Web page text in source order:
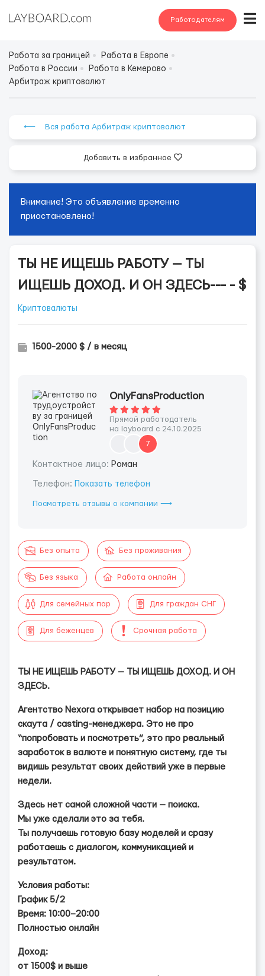
Работодателям
Работа за границей
Работа в Европе
Работа в России
Работа в Кемерово
Арбитраж криптовалют
⟵ Вся работа Арбитраж криптовалют
Добавить в избранное
Внимание! Это объявление временно
приостановлено!
ТЫ НЕ ИЩЕШЬ РАБОТУ — ТЫ
ИЩЕШЬ ДОХОД. И ОН ЗДЕСЬ--- - $
Криптовалюты
1500-2000 $ / в месяц
OnlyFansProduction
Прямой работодатель
на layboard с 24.10.2025
7
Контактное лицо: Роман
Телефон: Показать телефон
Посмотреть отзывы о компании ⟶
Без опыта Без проживания
Без языка Работа онлайн
Для семейных пар Для граждан СНГ
Для беженцев Срочная работа
ТЫ НЕ ИЩЕШЬ РАБОТУ — ТЫ ИЩЕШЬ ДОХОД. И ОН
ЗДЕСЬ.
Агентство Nexora открывает набор на позицию
скаута / casting-менеджера. Это не про
“попробовать и посмотреть”, это про реальный
заработок в валюте и понятную систему, где ты
видишь результат своих действий уже в первые
недели.
Здесь нет самой сложной части — поиска.
Мы уже сделали это за тебя.
Ты получаешь готовую базу моделей и сразу
работаешь с диалогом, коммуникацией и
результатом.
Условия работы:
График 5/2
Время: 10:00–20:00
Полностью онлайн
Доход:
от 1500$ и выше